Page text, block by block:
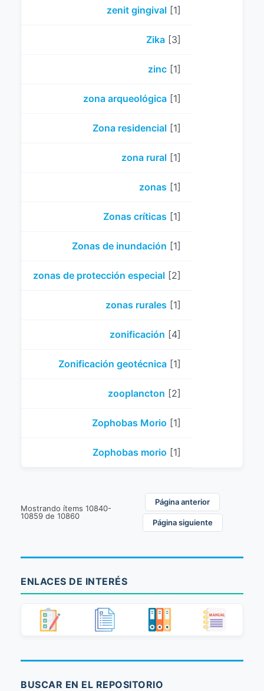
zenit gingival [1]
Zika [3]
zinc [1]
zona arqueológica [1]
Zona residencial [1]
zona rural [1]
zonas [1]
Zonas críticas [1]
Zonas de inundación [1]
zonas de protección especial [2]
zonas rurales [1]
zonificación [4]
Zonificación geotécnica [1]
zooplancton [2]
Zophobas Morio [1]
Zophobas morio [1]
Mostrando ítems 10840-
10859 de 10860
Página anterior
Página siguiente
ENLACES DE INTERÉS
BUSCAR EN EL REPOSITORIO